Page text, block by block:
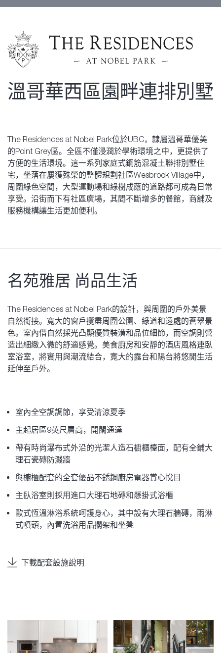
溫哥華西區園畔連排別墅
The Residences at Nobel Park位於UBC，隸屬溫哥華優美
的Point Grey區。全區不僅浸潤於學術環境之中，更提供了
方便的生活環境。這一系列家庭式鋼筋混凝土聯排別墅住
宅，坐落在屢獲殊榮的整體規劃社區Wesbrook Village中，
周圍綠色空間，大型運動場和綠樹成蔭的道路都可成為日常
享受。沿街而下有社區廣場，其間不斷增多的餐館，商舖及
服務機構讓生活更加便利。
名苑雅居 尚品生活
The Residences at Nobel Park的設計，與周圍的戶外美景
自然銜接。寬大的窗戶攬盡周圍公園、綠道和遠處的蒼翠景
色。室內借自然採光凸顯優質裝潢和品位細節，而空調則營
造出細緻入微的舒適感覺。美食廚房和安靜的酒店風格連臥
室浴室，將實用與潮流結合，寬大的露台和陽台將悠閒生活
延伸至戶外。
室內全空調調節，享受清涼夏季
主起居區9英尺層高，開闊通達
帶有時尚瀑布式外沿的光潔人造石櫥櫃檯面，配有全鋪大
理石瓷磚防濺牆
與櫥櫃配套的全套優品不銹鋼廚房電器賞心悅目
主臥浴室則採用進口大理石地磚和懸掛式浴櫃
歐式恆溫淋浴系統呵護身心，其中設有大理石牆磚，雨淋
式噴頭，內置洗浴用品擱架和坐凳
下載配套設施說明